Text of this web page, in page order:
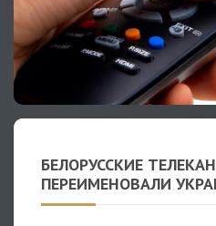
БЕЛОРУССКИЕ
ПЕРЕИМЕНОВАЛИ